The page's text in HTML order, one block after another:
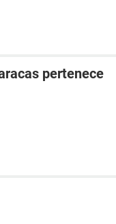
pertenece